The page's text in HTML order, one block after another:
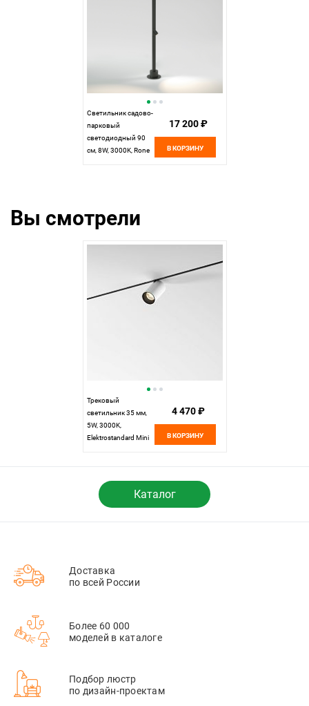
Светильник садово-
парковый
светодиодный 90
см, 8W, 3000K, Rone
17 200 ₽
В КОРЗИНУ
Вы смотрели
Трековый
светильник 35 мм,
5W, 3000K,
Elektrostandard Mini
4 470 ₽
В КОРЗИНУ
Каталог
Доставка
по всей России
Более 60 000
моделей в каталоге
Подбор люстр
по дизайн-проектам